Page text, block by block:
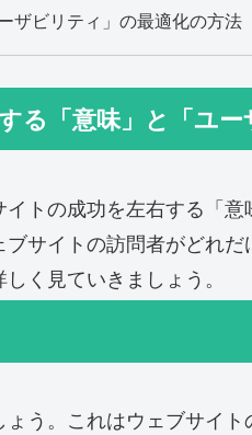
ザビリティ」の最適化の方法
る「意味」と「ユー
トの成功を左右する「
サイトの訪問者がどれ
く見ていきましょう。
う。これはウェブサイ